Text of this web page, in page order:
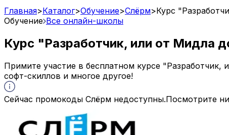
Главная>Каталог>Обучение>Слёрм>Курс
Обучение Все онлайн-школы
Курс "Разработчик, или от Мидла
Примите участие в бесплатном курсе
софт-скиллов и многое другое!
Сейчас промокоды Слёрм недоступны.Посмотрите